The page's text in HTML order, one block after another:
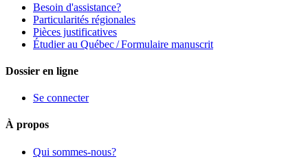
Besoin d'assistance?
Particularités régionales
Pièces justificatives
Étudier au Québec / Formulaire manuscrit
Dossier en ligne
Se connecter
À propos
Qui sommes-nous?